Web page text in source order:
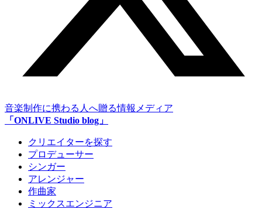
音楽制作に携わる人へ贈る情報メディア
「ONLIVE Studio blog」
クリエイターを探す
プロデューサー
シンガー
アレンジャー
作曲家
ミックスエンジニア